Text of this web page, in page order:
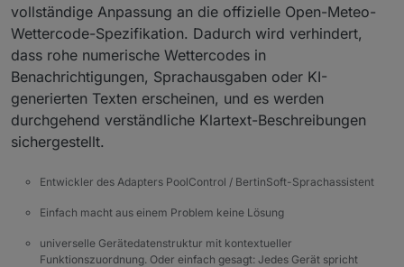
vollständige Anpassung an die offizielle Open-Meteo-
Wettercode-Spezifikation. Dadurch wird verhindert,
dass rohe numerische Wettercodes in
Benachrichtigungen, Sprachausgaben oder KI-
generierten Texten erscheinen, und es werden
durchgehend verständliche Klartext-Beschreibungen
sichergestellt.
Entwickler des Adapters PoolControl / BertinSoft-Sprachassistent
Einfach macht aus einem Problem keine Lösung
universelle Gerätedatenstruktur mit kontextueller
Funktionszuordnung. Oder einfach gesagt: Jedes Gerät spricht